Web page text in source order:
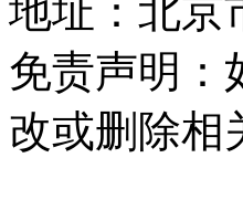
地址：北京
免责声明：
改或删除相